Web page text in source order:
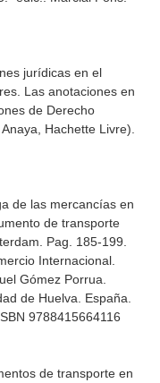
jurídicas en el
Las anotaciones en
de Derecho
Anaya, Hachette Livre).
de las mercancías en
de transporte
Pag. 185-199.
Internacional.
Gómez Porrua
de Huelva. España.
9788415664116
de transporte en